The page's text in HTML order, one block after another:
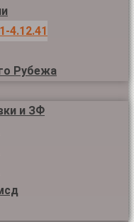
4.12.41
Рубежа
и ЗФ